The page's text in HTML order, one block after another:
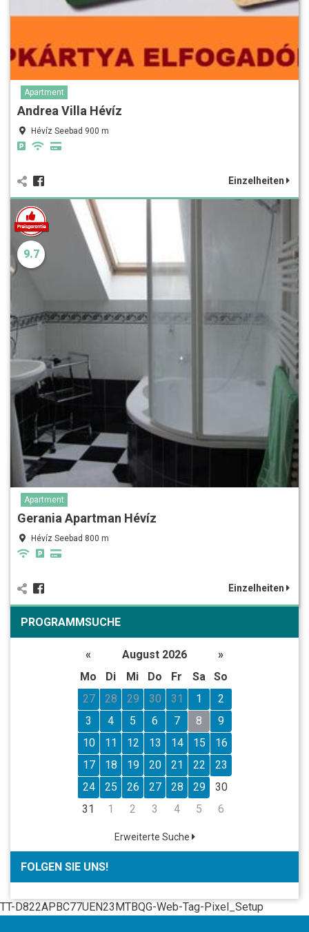
Apartment
Andrea Villa Hévíz
Hévíz Seebad 900 m
Einzelheiten
9.7
Apartment
Gerania Apartman Hévíz
Hévíz Seebad 800 m
Einzelheiten
PROGRAMMSUCHE
« August 2026
»
Mo
Di Mi Do Fr Sa
So
27
28 29 30 31 1
2
3
4 5 6 7 8
9
10
11 12 13 14 15
16
17
18 19 20 21 22
23
24
25 26 27 28 29
30
31
1 2 3 4 5 6
Erweiterte Suche
FOLGEN SIE UNS!
TT-D822APBC77UEN23MTBQG-Web-Tag-Pixel_Setup